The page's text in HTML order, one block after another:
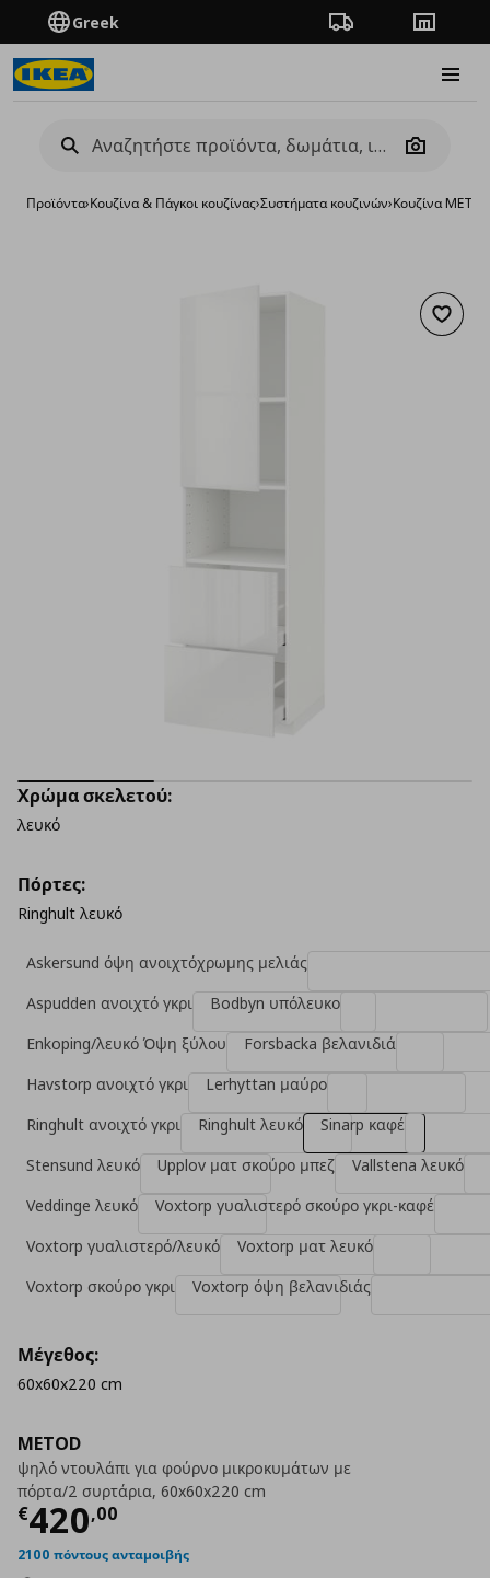
Greek Πορεία παραγγελίας
Camera
Προϊόντα›Κουζίνα & Πάγκοι κουζίνας›Συστήματα κουζινών›Κουζίνα
METOD
ψηλό ντουλάπι για φούρνο μικρoκυμάτων με
πόρτα/2 συρτάρια, 60x60x220 cm
€420,00
Τρέχουσα τιμή
2100 πόντους ανταμοιβής
Χρώμα σκελετού:
λευκό
Πόρτες:
Ringhult λευκό
Askersund όψη ανοιχτόχρωμης μελιάς
Aspudden ανοιχτό γκρι
Bodbyn υπόλευκο
Enkoping/λευκό Όψη ξύλου
Forsbacka βελανιδιά
Havstorp ανοιχτό γκρι
Lerhyttan μαύρο
Ringhult ανοιχτό γκρι
Ringhult λευκό
Sinarp καφέ
Stensund λευκό
Upplov ματ σκούρο μπεζ
Vallstena λευκό
Veddinge λευκό
Voxtorp γυαλιστερό σκούρο γκρι-καφέ
Voxtorp γυαλιστερό/λευκό
Voxtorp ματ λευκό
Voxtorp σκούρο γκρι
Voxtorp όψη βελανιδιάς
Μέγεθος:
60x60x220 cm